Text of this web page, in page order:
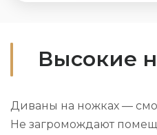
Высокие
Диваны на ножках —
Не загромождают